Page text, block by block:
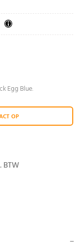
Egg Blue.
OP
BTW